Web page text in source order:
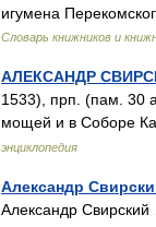
игумена
Словарь книжников и
АЛЕКСАНДР
1533), прп. (пам. 30
мощей и в Соборе
энциклопедия
Александр
Александр